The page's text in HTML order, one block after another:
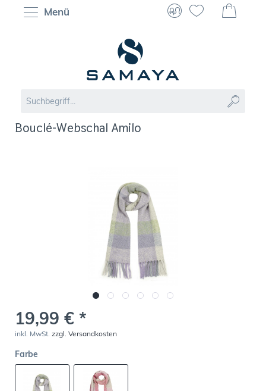
Menü
Bouclé-Webschal Amilo
19,99 € *
inkl. MwSt. zzgl. Versandkosten
Farbe